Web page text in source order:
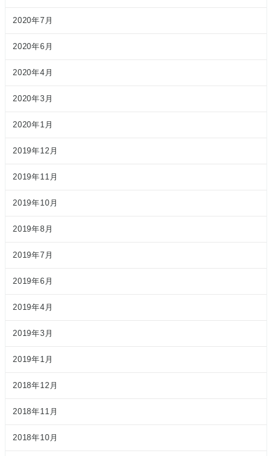
2020年7月
2020年6月
2020年4月
2020年3月
2020年1月
2019年12月
2019年11月
2019年10月
2019年8月
2019年7月
2019年6月
2019年4月
2019年3月
2019年1月
2018年12月
2018年11月
2018年10月